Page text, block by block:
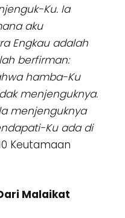
Ku. Ia
aku
Engkau adalah
berfirman:
hamba-Ku
menjenguknya.
menjenguknya
Ku ada di
Keutamaan
Malaikat